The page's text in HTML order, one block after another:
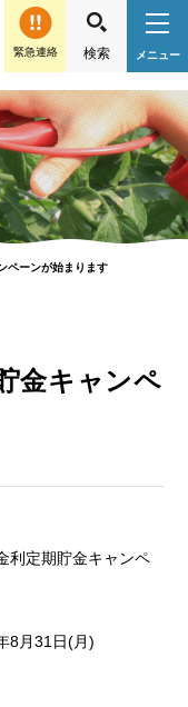
緊急連絡
ペーンが始まります
金キャンペ
利定期貯金キャンペ
8月31日(月)